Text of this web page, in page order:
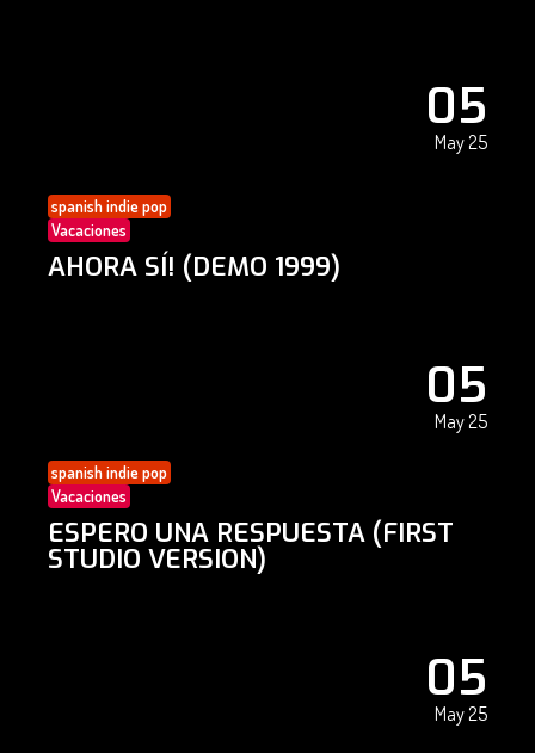
05
May 25
spanish indie pop
Vacaciones
AHORA SÍ! (DEMO 1999)
05
May 25
spanish indie pop
Vacaciones
ESPERO UNA RESPUESTA (FIRST
STUDIO VERSION)
05
May 25